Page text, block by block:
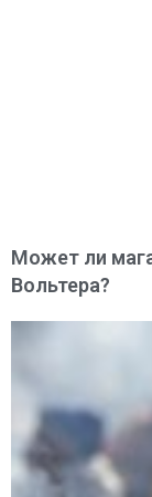
Может ли
Вольтера?